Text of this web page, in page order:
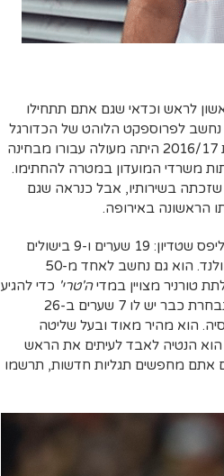
לראש וכדאי שגם אתם תתחילו
כבר כמה שנים נחשב לפרוספקט הלוהט של הכדורגל
המכסיקני עוד בימיו בפאצ'וקה, הקבוצה בה גדל ושיחק. עונת 2016/17 היתה מעולה עבורו מבחינה
משרדי המועדון במטרה להחתימו.
שזכתה בשירותיו, אבל כנראה שגם
לא לקח יותר מדי זמן עד שהפך ליקיר האוהדים בפיליפס שטדיון: 19 שערים ו-9 בישולים
ב-34 הופעות ועוד יותר חשוב, הוליך את הקבוצה לאליפות הולנד. הוא גם נחשב לאחד מ-50
טורניר מצויין במדיה'טרי' כדי להגיע
לרמות הכי גבוהות באירופה והוא בהחלט מסוגל לזה. עם הנבחרת כבר יש לו 7 שערים ב-26
הוא מהיר מאוד ובעל שליטה
הנטיה לאבד לעיתים את הראש
אתם מחפשים תגליות חדשות, תרשמו